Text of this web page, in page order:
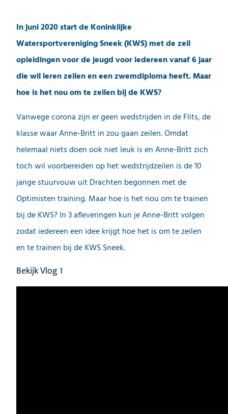
In juni 2020 start de Koninklijke
Watersportvereniging Sneek (KWS) met de zeil
opleidingen voor de jeugd voor iedereen vanaf 6 jaar
die wil leren zeilen en een zwemdiploma heeft. Maar
hoe is het nou om te zeilen bij de KWS?
Vanwege corona zijn er geen wedstrijden in de Flits, de
klasse waar Anne-Britt in zou gaan zeilen. Omdat
helemaal niets doen ook niet leuk is en Anne-Britt zich
toch wil voorbereiden op het wedstrijdzeilen is de 10
jarige stuurvouw uit Drachten begonnen met de
Optimisten training. Maar hoe is het nou om te trainen
bij de KWS? In 3 afleveringen kun je Anne-Britt volgen
zodat iedereen een idee krijgt hoe het is om te zeilen
en te trainen bij de KWS Sneek.
Bekijk Vlog 1